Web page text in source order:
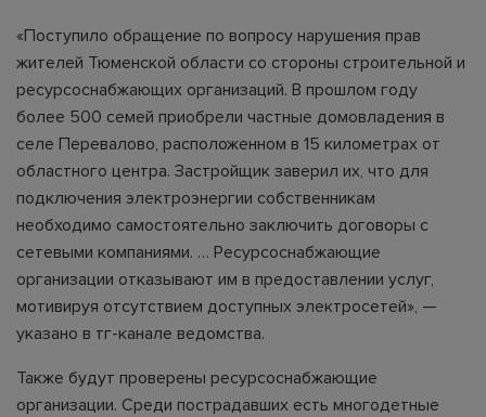
«Поступило обращение по вопросу нарушения прав
жителей Тюменской области со стороны строительной и
ресурсоснабжающих организаций. В прошлом году
более 500 семей приобрели частные домовладения в
селе Перевалово, расположенном в 15 километрах от
областного центра. Застройщик заверил их, что для
подключения электроэнергии собственникам
необходимо самостоятельно заключить договоры с
сетевыми компаниями. … Ресурсоснабжающие
организации отказывают им в предоставлении услуг,
мотивируя отсутствием доступных электросетей», —
указано в тг-канале ведомства.
Также будут проверены ресурсоснабжающие
организации. Среди пострадавших есть многодетные